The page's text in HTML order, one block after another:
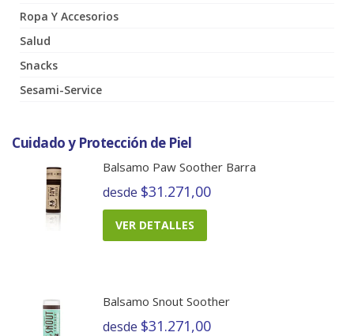
Ropa Y Accesorios
Salud
Snacks
Sesami-Service
Cuidado y Protección de Piel
Balsamo Paw Soother Barra
desde $31.271,00
VER DETALLES
Balsamo Snout Soother
desde $31.271,00